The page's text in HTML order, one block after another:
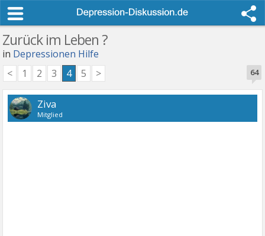
Zurück im Leben ?
in Depressionen Hilfe
64
< 1 2 3 4 5 >
Ziva
Mitglied